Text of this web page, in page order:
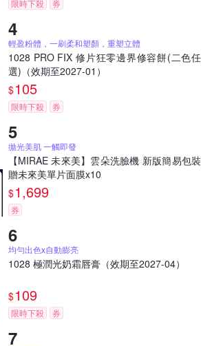
限時下殺 券
輕盈粉體，一刷柔和塑顏，重塑立體
1028 PRO FIX 修片狂零邊界修容餅(二色任
選)（效期至2027-01）
$105
限時下殺 券
拋光美肌 一觸即發
【MIRAE 未來美】雲朵洗臉機 新版簡易包裝
贈未來美單片面膜x10
$1,699
券
均勻出色x自動膨亮
1028 極潤光奶霜唇膏（效期至2027-04）
$109
限時下殺 券